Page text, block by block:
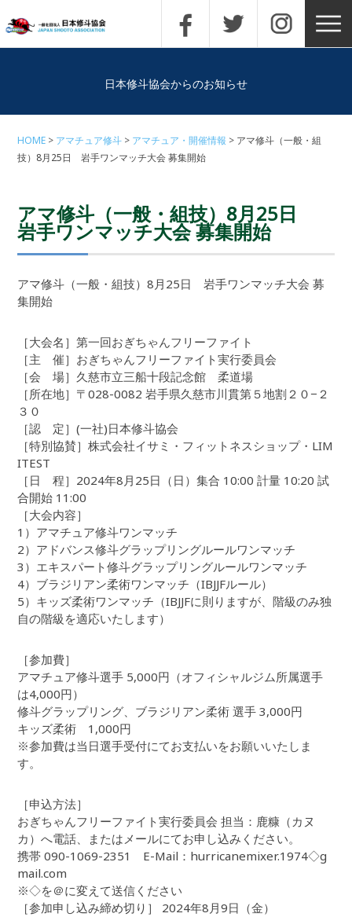
日本修斗協会からのお知らせ
HOME アマチュア修斗 アマチュア・開催情報
アマ修斗（一般・組
技）8月25日 岩手ワンマッチ大会 募集開始
アマ修斗（一般・組技）8月25日
岩手ワンマッチ大会 募集開始
アマ修斗（一般・組技）8月25日 岩手ワンマッチ大会 募
集開始
［大会名］第一回おぎちゃんフリーファイト
［主 催］おぎちゃんフリーファイト実行委員会
［会 場］久慈市立三船十段記念館 柔道場
［所在地］〒028-0082 岩手県久慈市川貫第５地割２０−２
３０
［認 定］(一社)日本修斗協会
［特別協賛］株式会社イサミ・フィットネスショップ・LIM
ITEST
［日 程］2024年8月25日（日）集合 10:00 計量 10:20 試
合開始 11:00
［大会内容］
1）アマチュア修斗ワンマッチ
2）アドバンス修斗グラップリングルールワンマッチ
3）エキスパート修斗グラップリングルールワンマッチ
4）ブラジリアン柔術ワンマッチ（IBJJFルール）
5）キッズ柔術ワンマッチ（IBJJFに則りますが、階級のみ独
自の階級を適応いたします）
［参加費］
アマチュア修斗選手 5,000円（オフィシャルジム所属選手
は4,000円）
修斗グラップリング、ブラジリアン柔術 選手 3,000円
キッズ柔術 1,000円
※参加費は当日選手受付にてお支払いをお願いいたしま
す。
［申込方法］
おぎちゃんフリーファイト実行委員会 担当：鹿糠（カヌ
カ）へ電話、またはメールにてお申し込みください。
携帯 090-1069-2351 E-Mail：hurricanemixer.1974◇g
mail.com
※◇を＠に変えて送信ください
［参加申し込み締め切り］ 2024年8月9日（金）